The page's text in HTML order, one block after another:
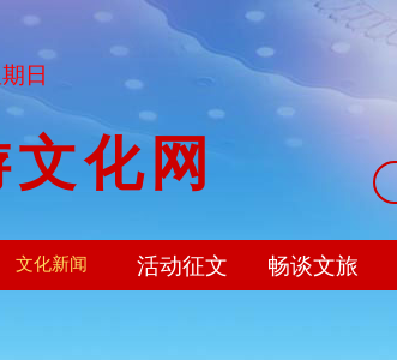
化网
文化新闻 活动征文 畅谈文旅
日